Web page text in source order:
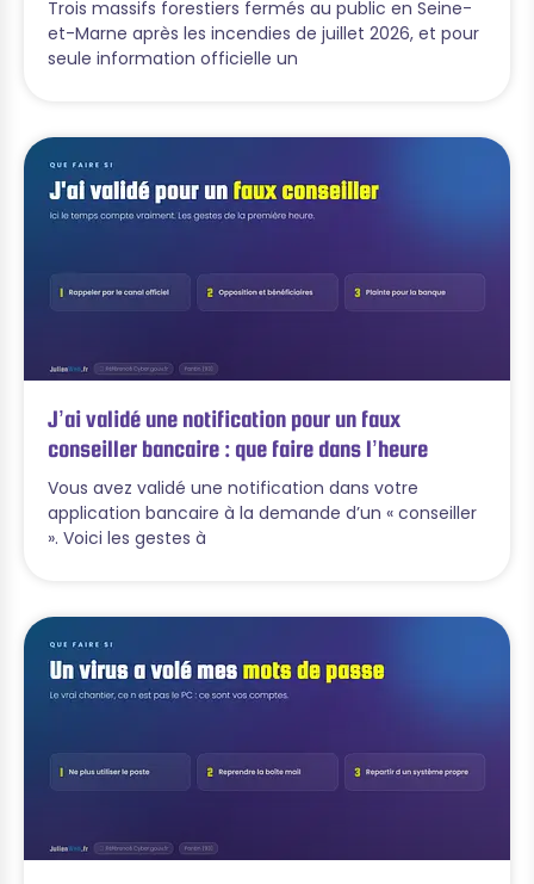
Trois massifs forestiers fermés au public en Seine-
et-Marne après les incendies de juillet 2026, et pour
seule information officielle un
J’ai validé une notification pour un faux
conseiller bancaire : que faire dans l’heure
Vous avez validé une notification dans votre
application bancaire à la demande d’un « conseiller
». Voici les gestes à